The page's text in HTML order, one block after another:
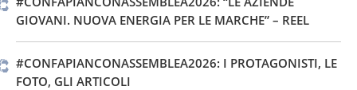
GIOVANI. NUOVA ENERGIA PER LE MARCHE” – REEL
#CONFAPIANCONASSEMBLEA2026: I PROTAGONISTI, LE
FOTO, GLI ARTICOLI